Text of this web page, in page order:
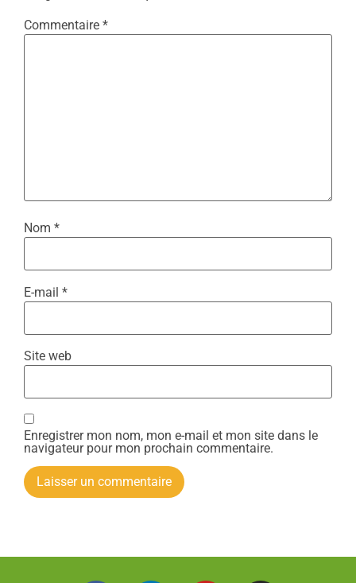
Commentaire *
Nom *
E-mail *
Site web
Enregistrer mon nom, mon e-mail et mon site dans le
navigateur pour mon prochain commentaire.